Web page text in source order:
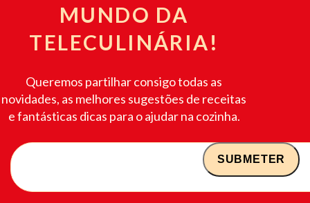
MUNDO DA
TELECULINÁRIA!
Queremos partilhar consigo todas as
novidades, as melhores sugestões de receitas
e fantásticas dicas para o ajudar na cozinha.